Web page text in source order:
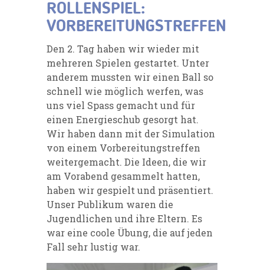
ROLLENSPIEL:
VORBEREITUNGSTREFFEN
Den 2. Tag haben wir wieder mit
mehreren Spielen gestartet. Unter
anderem mussten wir einen Ball so
schnell wie möglich werfen, was
uns viel Spass gemacht und für
einen Energieschub gesorgt hat.
Wir haben dann mit der Simulation
von einem Vorbereitungstreffen
weitergemacht. Die Ideen, die wir
am Vorabend gesammelt hatten,
haben wir gespielt und präsentiert.
Unser Publikum waren die
Jugendlichen und ihre Eltern. Es
war eine coole Übung, die auf jeden
Fall sehr lustig war.